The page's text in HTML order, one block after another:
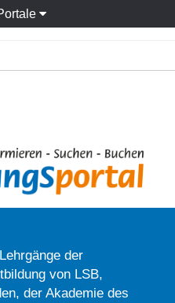
der
von LSB,
der Akademie des